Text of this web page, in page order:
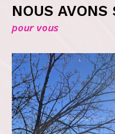
NOUS AVONS
pour vous